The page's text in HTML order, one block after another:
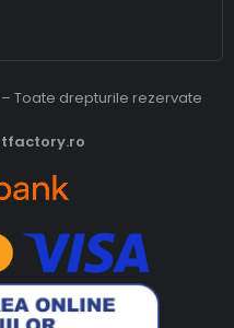
Toate drepturile rezervate